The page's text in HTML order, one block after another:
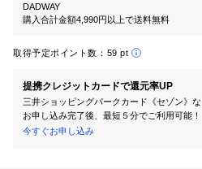
DADWAY
購入合計金額4,990円以上で送料無料
取得予定ポイント数： 59 pt
提携クレジットカードで還元率UP
三井ショッピングパークカード《セゾン》
お申し込み完了後、最短５分でご利用可能！
今すぐお申し込み